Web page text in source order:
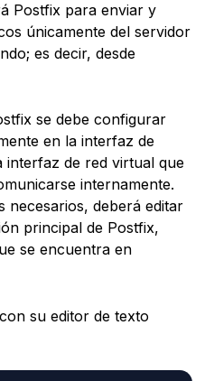
Postfix para enviar y
únicamente del servidor
es decir, desde
se debe configurar
en la interfaz de
interfaz de red virtual que
internamente.
necesarios, deberá editar
principal de Postfix,
se encuentra en
su editor de texto